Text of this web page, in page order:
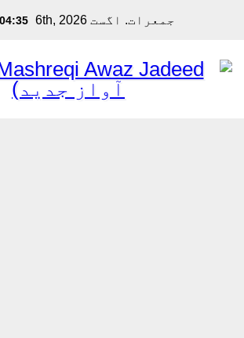
جمعرات. اگست 6th, 2026 6:04:36 AM